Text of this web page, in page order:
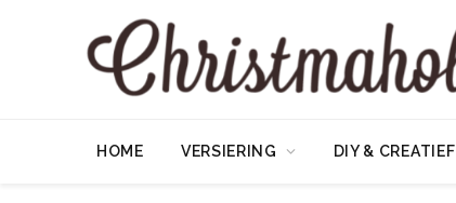
HOME VERSIERING DIY & CREATIEF